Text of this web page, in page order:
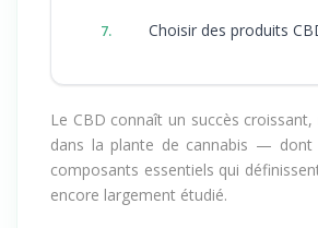
7. Choisir des produits
Le CBD connaît un succès croissant,
dans la plante de cannabis —
composants essentiels qui
encore largement étudié.